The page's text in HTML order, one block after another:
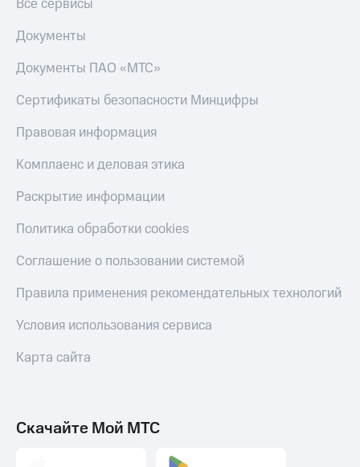
Все сервисы
Документы
Документы ПАО «МТС»
Сертификаты безопасности Минцифры
Правовая информация
Комплаенс и деловая этика
Раскрытие информации
Политика обработки cookies
Соглашение о пользовании системой
Правила применения рекомендательных технологий
Условия использования сервиса
Карта сайта
Скачайте Мой МТС